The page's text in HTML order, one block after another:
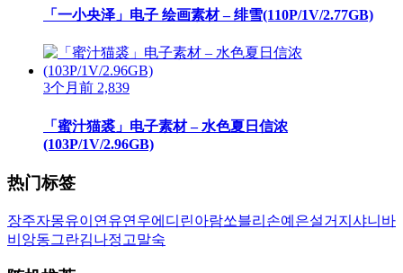
「一小央泽」电子 绘画素材 – 绯雪(110P/1V/2.77GB)
3个月前 2,839
「蜜汁猫裘」电子素材 – 水色夏日信浓
(103P/1V/2.96GB)
热门标签
장주자몽유이 연유연우에디린아람쏘블리 손예은설거지 샤니 바
비앙동그란김나정 고말숙